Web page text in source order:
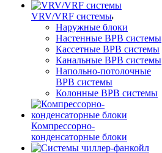
VRV/VRF системы
Наружные блоки
Настенные ВРВ системы
Кассетные ВРВ системы
Канальные ВРВ системы
Напольно-потолочные
ВРВ системы
Колонные ВРВ системы
Компрессорно-
конденсаторные блоки